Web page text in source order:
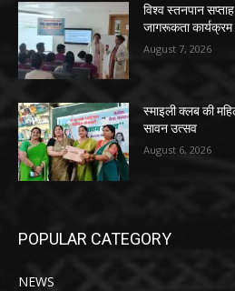
विश्व स्तनपान
जागरूकता
August 7, 2026
स्माइली क्लब की
सावन उत्सव
August 6, 2026
POPULAR CATEGORY
NEWS